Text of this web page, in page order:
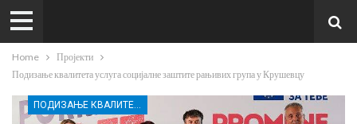
Home
Пројекти
Подизање квалитета услуга социјалне заштите рањивих група у Крушевцу
ПОДИЗАЊЕ КВАЛИТЕТА УСЛУГА СОЦИЈАЛНЕ ЗАШТИТЕ РАЊИВИХ ГРУПА У КРУШЕВЦУ